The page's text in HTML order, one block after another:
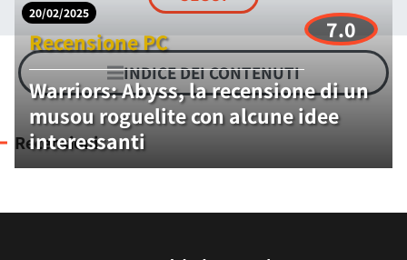
INDICE DEI CONTENUTI
Recensioni
20/02/2025
Recensione PC 7.0
Warriors: Abyss, la recensione di un
musou roguelite con alcune idee
interessanti